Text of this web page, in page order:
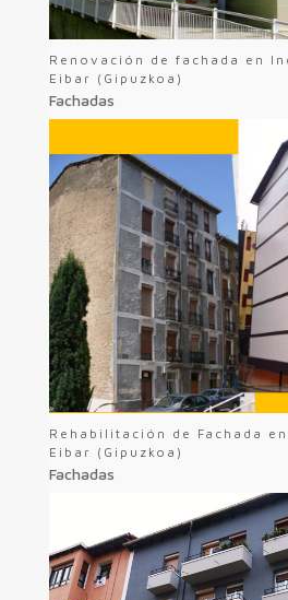
Renovación de fachada en
Eibar (Gipuzkoa)
Fachadas
Rehabilitación de Fachada
Eibar (Gipuzkoa)
Fachadas